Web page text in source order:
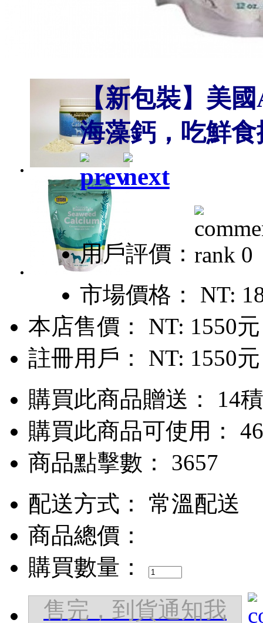
【新包裝】美
海藻鈣，吃鮮
用戶評價：
市場價格： NT:
本店售價： NT: 1550元
註冊用戶： NT: 1550元
購買此商品贈送： 14
購買此商品可使用：
商品點擊數： 3657
配送方式：
常溫配送
商品總價：
購買數量：
售完，到貨通知我